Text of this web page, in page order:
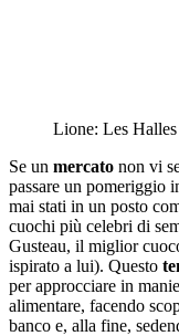
Lione: Les
Se un mercato non vi
passare un pomeriggio
mai stati in un posto
cuochi più celebri di
Gusteau, il miglior
ispirato a lui). Questo
per approcciare in
alimentare, facendo
banco e, alla fine,